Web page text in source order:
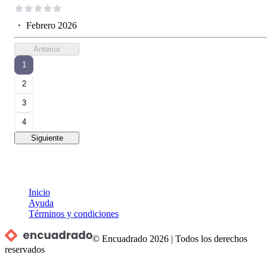
・ Febrero 2026
Anterior
1
2
3
4
Siguiente
Inicio
Ayuda
Términos y condiciones
© Encuadrado 2026 |Todos los derechos
reservados